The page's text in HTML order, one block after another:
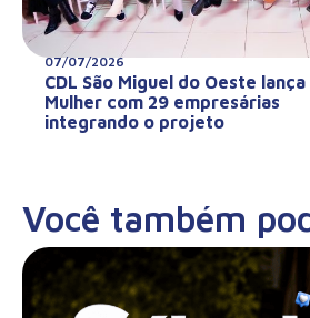
07/07/2026
CDL São Miguel do Oeste lança
Mulher com 29 empresárias
integrando o projeto
Você também